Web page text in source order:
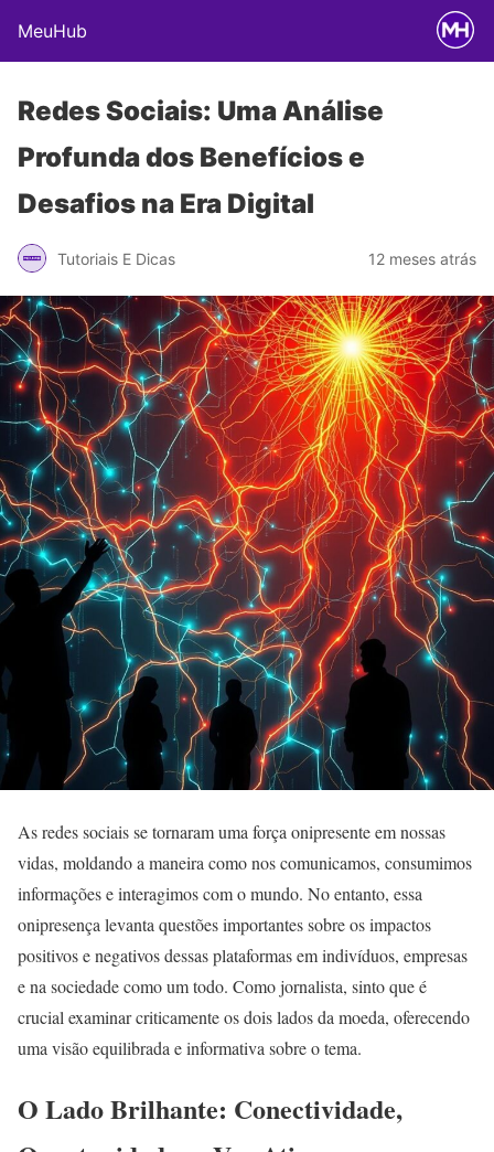
MeuHub
Redes Sociais: Uma Análise
Profunda dos Benefícios e
Desafios na Era Digital
Tutoriais E Dicas 12 meses atrás
As redes sociais se tornaram uma força onipresente em nossas
vidas, moldando a maneira como nos comunicamos, consumimos
informações e interagimos com o mundo. No entanto, essa
onipresença levanta questões importantes sobre os impactos
positivos e negativos dessas plataformas em indivíduos, empresas
e na sociedade como um todo. Como jornalista, sinto que é
crucial examinar criticamente os dois lados da moeda, oferecendo
uma visão equilibrada e informativa sobre o tema.
O Lado Brilhante: Conectividade,